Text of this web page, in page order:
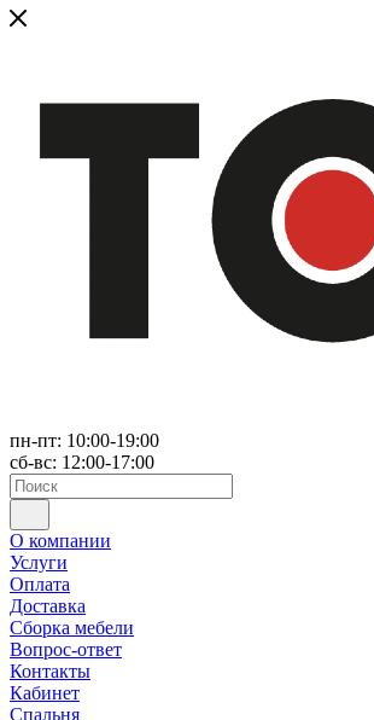
пн-пт: 10:00-19:00
сб-вс: 12:00-17:00
О компании
Услуги
Оплата
Доставка
Сборка мебели
Вопрос-ответ
Контакты
Кабинет
Спальня